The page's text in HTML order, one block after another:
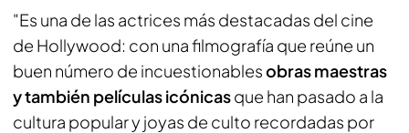
"Es una de las actrices más destacadas del cine
de Hollywood: con una filmografía que reúne un
buen número de incuestionablesobras maestras
y también películas icónicasque han pasado a la
cultura popular y joyas de culto recordadas por